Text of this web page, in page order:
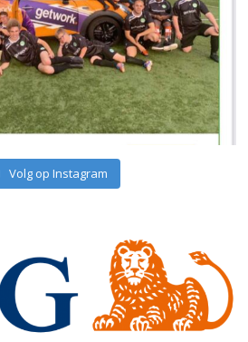
Volg op Instagram